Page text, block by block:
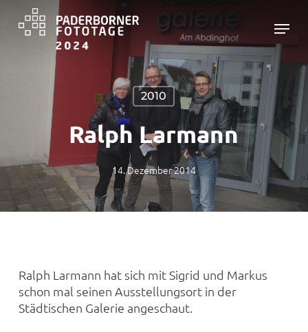
main
Menu
2010
Ralph Larmann
14. Dezember 2014
Ralph Larmann hat sich mit Sigrid und Markus
schon mal seinen Ausstellungsort in der
Städtischen Galerie angeschaut.
Close